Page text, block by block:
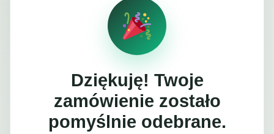
Dziękuję! Twoje
zamówienie zostało
pomyślnie odebrane.